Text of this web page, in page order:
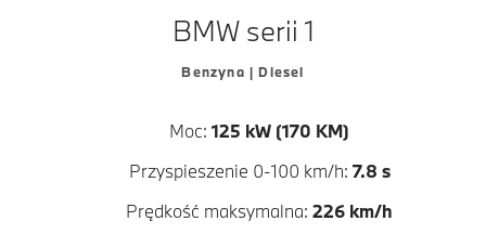
BMW serii 1
Benzyna | Diesel
Moc: 125 kW (170 KM)
Przyspieszenie 0-100 km/h: 7.8 s
Prędkość maksymalna: 226 km/h